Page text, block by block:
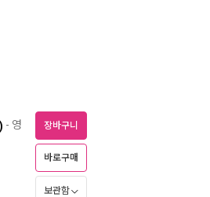
- 영 장바구니
바로구매
보관함